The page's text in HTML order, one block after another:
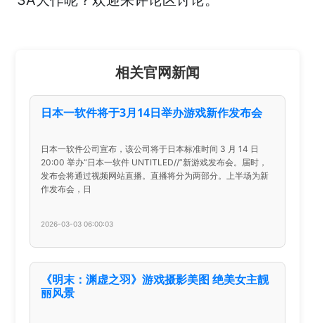
相关官网新闻
日本一软件将于3月14日举办游戏新作发布会
日本一软件公司宣布，该公司将于日本标准时间 3 月 14 日
20:00 举办“日本一软件 UNTITLED//”新游戏发布会。届时，
发布会将通过视频网站直播。直播将分为两部分。上半场为新
作发布会，日
2026-03-03 06:00:03
《明末：渊虚之羽》游戏摄影美图 绝美女主靓
丽风景